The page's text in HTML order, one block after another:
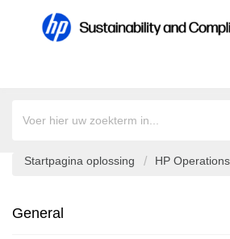
Startpagina oplossing HP Operations
General